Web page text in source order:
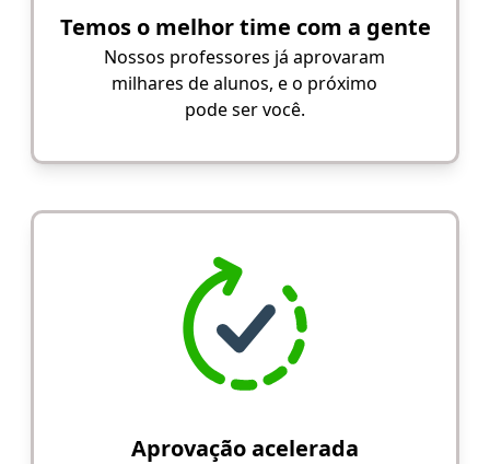
Temos o melhor time com a gente
Nossos professores já aprovaram
milhares de alunos, e o próximo
pode ser você.
Aprovação acelerada